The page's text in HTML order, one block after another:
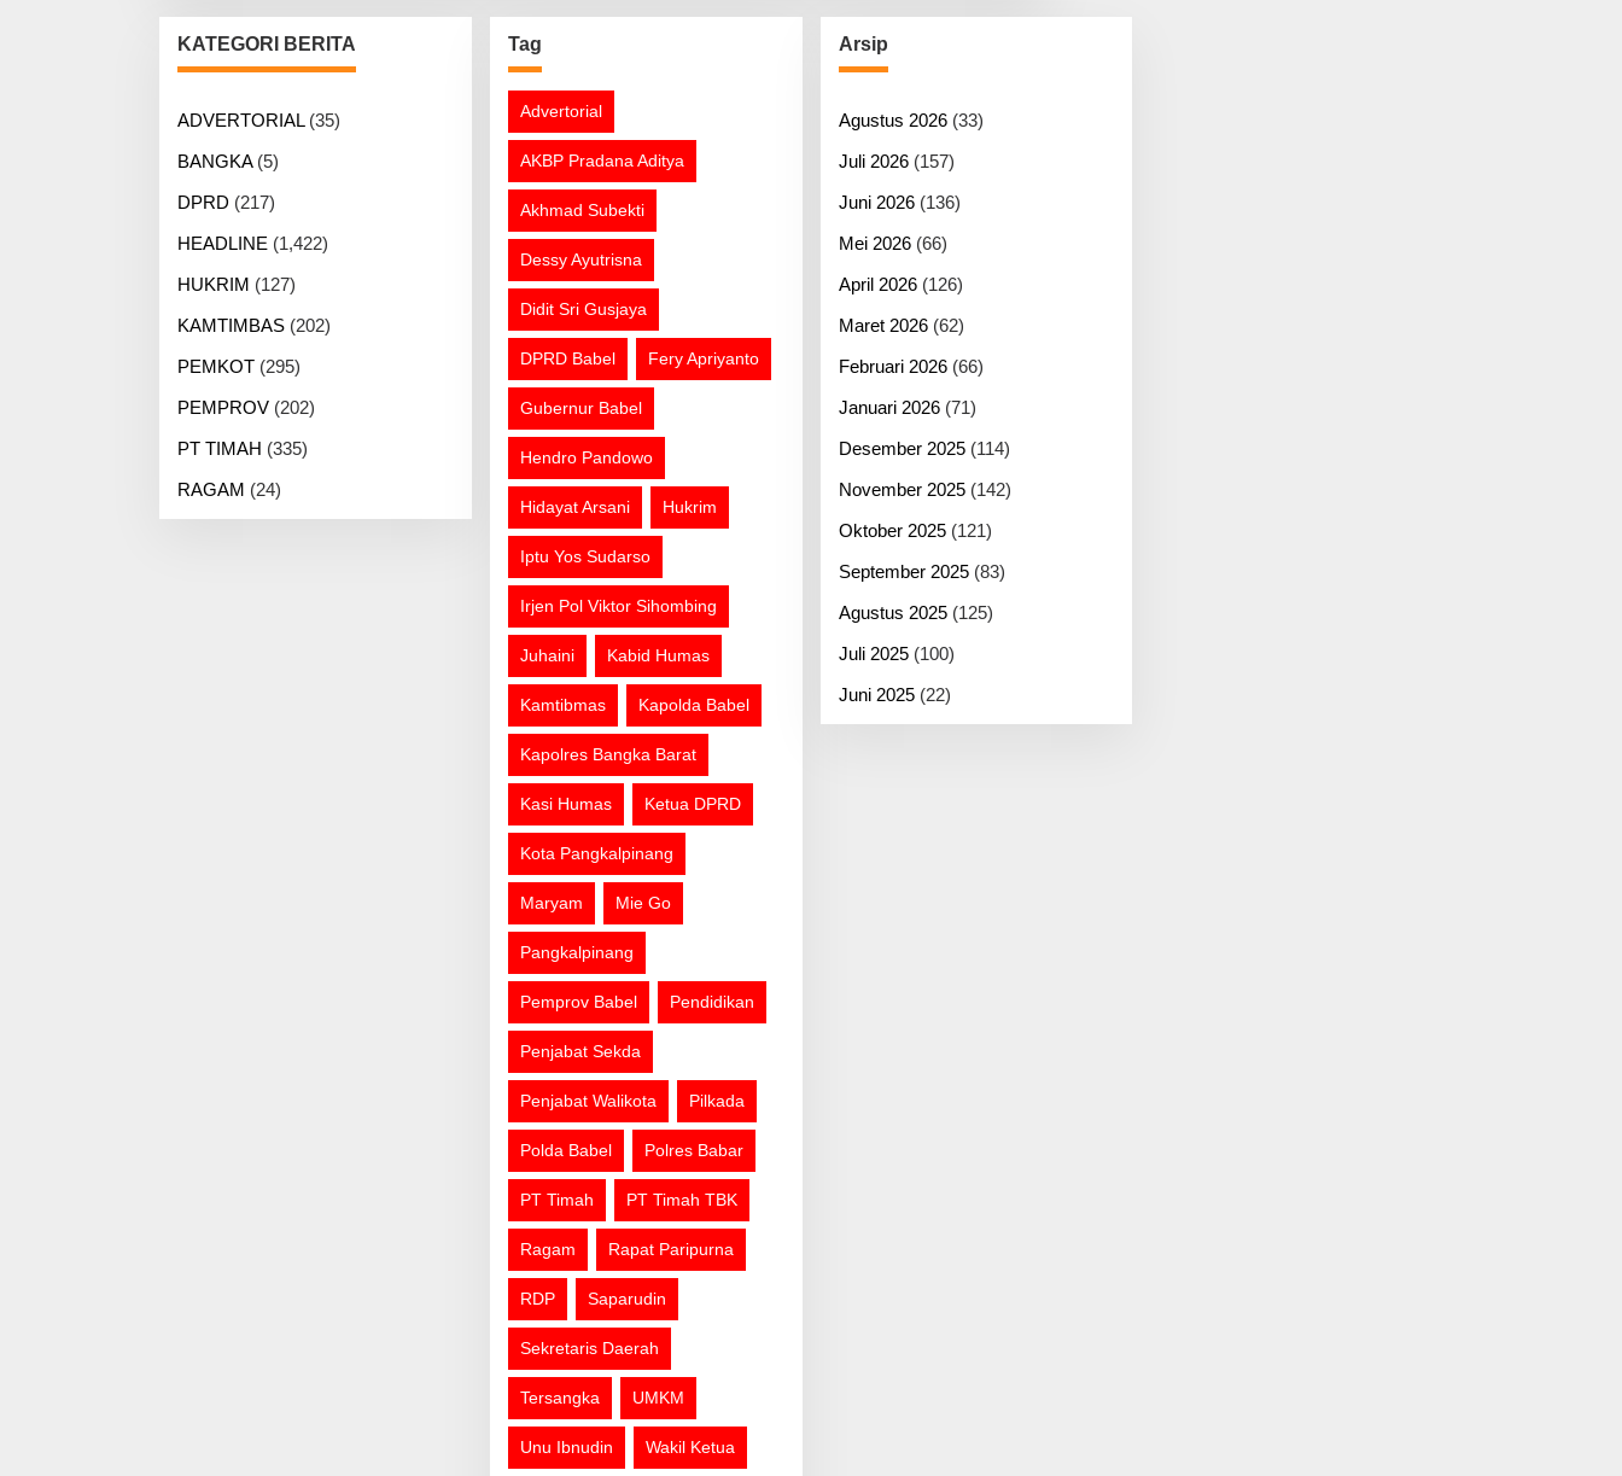
KATEGORI BERITA
ADVERTORIAL(35)
BANGKA(5)
DPRD (217)
HEADLINE (1,422)
HUKRIM (127)
KAMTIMBAS (202)
PEMKOT (295)
PEMPROV (202)
PT TIMAH (335)
RAGAM (24)
Tag
Advertorial
AKBP Pradana Aditya
Akhmad Subekti
Dessy Ayutrisna
Didit Sri Gusjaya
DPRD Babel Fery Apriyanto
Gubernur Babel
Hendro Pandowo
Hidayat Arsani Hukrim
Iptu Yos Sudarso
Irjen Pol Viktor Sihombing
Juhaini Kabid Humas
Kamtibmas Kapolda Babel
Kapolres Bangka Barat
Kasi Humas Ketua DPRD
Kota Pangkalpinang
Maryam Mie Go
Pangkalpinang
Pemprov Babel Pendidikan
Penjabat Sekda
Penjabat Walikota Pilkada
Polda Babel Polres Babar
PT Timah PT Timah TBK
Ragam Rapat Paripurna
RDP Saparudin
Sekretaris Daerah
Tersangka UMKM
Unu Ibnudin Wakil Ketua
Arsip
Agustus 2026(33)
Juli 2026(157)
Juni 2026(136)
Mei 2026(66)
April 2026(126)
Maret 2026(62)
Februari 2026(66)
Januari 2026(71)
Desember 2025(114)
November 2025(142)
Oktober 2025(121)
September 2025(83)
Agustus 2025(125)
Juli 2025(100)
Juni 2025(22)